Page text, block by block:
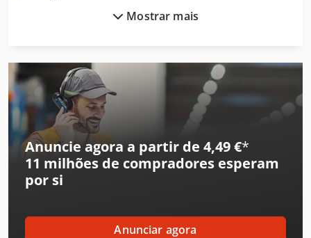
Gea Mixer
Ingersoll Rand Compressor
Jungheinrich Empilhadeira
Kalmar Reachstacker
Komatsu Bulldozer
Leif & Lorentz Máquinas De Escovar
Mostrar mais
Anuncie agora a partir de 4,49 €*
11 milhões de compradores esperam
por si
Anunciar agora